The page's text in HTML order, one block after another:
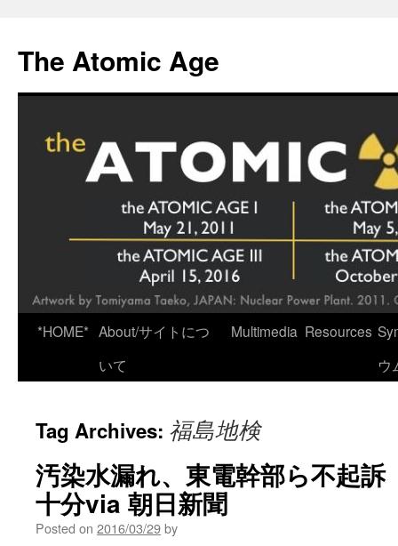
content
The Atomic Age
*HOME* About/サイトにつ
いて
Multimedia Resources
ウ
Tag Archives: 福島地検
汚染水漏れ、東電幹部ら不起
十分via 朝日新聞
Posted on 2016/03/29by